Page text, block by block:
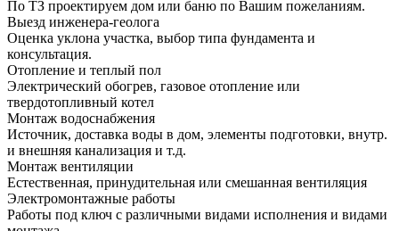
По ТЗ проектируем дом или баню по Вашим пожеланиям.
Выезд инженера-геолога
Оценка уклона участка, выбор типа фундамента и
консультация.
Отопление и теплый пол
Электрический обогрев, газовое отопление или
твердотопливный котел
Монтаж водоснабжения
Источник, доставка воды в дом, элементы подготовки, внутр.
и внешняя канализация и т.д.
Монтаж вентиляции
Естественная, принудительная или смешанная вентиляция
Электромонтажные работы
Работы под ключ с различными видами исполнения и видами